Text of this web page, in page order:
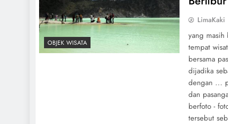
OBJEK WISATA
LimaKaki
yang
tempat
bersama
dijadika
dengan ...
dan
berfoto -
tersebut